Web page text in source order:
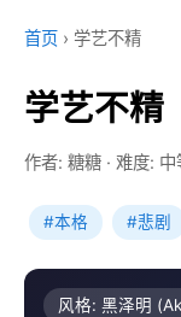
首页 › 学艺不精
学艺不精
作者: 糖糖 · 难度: 中
#本格 #悲剧
风格: 黑泽明